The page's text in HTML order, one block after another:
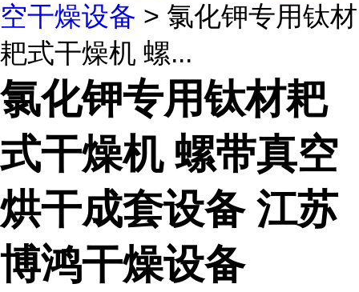
空干燥设备 > 氯化钾专用钛材
耙式干燥机 螺...
氯化钾专用钛材耙
式干燥机 螺带真空
烘干成套设备 江苏
博鸿干燥设备